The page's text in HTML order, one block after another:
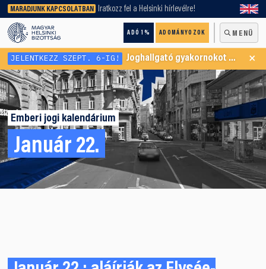
MARADJUNK KAPCSOLATBAN Iratkozz fel a Helsinki hírlevélre!
ADÓ 1% ADOMÁNYOZOK MENÜ
keresőnket!
JELENTKEZZ SZEPT. 6-IG! Joghallgató gyakornokot keresünk Menekültügyi Programunkba ×
Emberi jogi kalendárium
Január 22.